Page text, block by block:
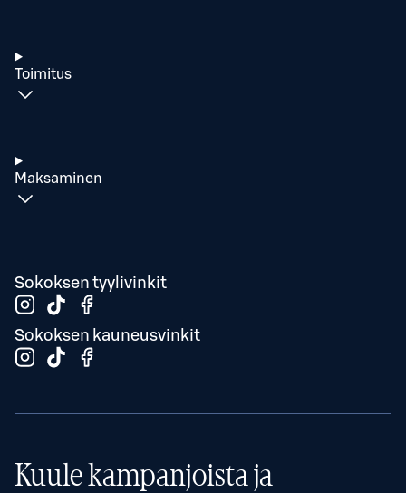
Toimitus
Maksaminen
Sokoksen tyylivinkit
Sokoksen kauneusvinkit
Kuule kampanjoista ja